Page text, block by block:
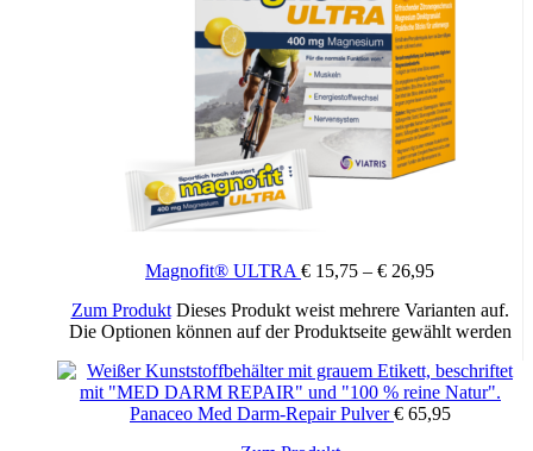
Magnofit® ULTRA € 15,75 – € 26,95
Zum Produkt Dieses Produkt weist mehrere Varianten auf.
Die Optionen können auf der Produktseite gewählt werden
Panaceo Med Darm-Repair Pulver€ 65,95